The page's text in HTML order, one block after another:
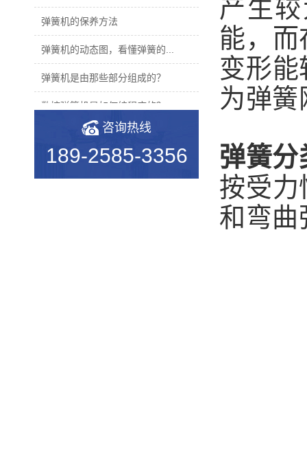
弹簧机的保养方法
弹簧机的动态图，看懂弹簧的...
弹簧机是由那些部分组成的？
数控弹簧机是如何编程序的？
2019年度无凸轮弹簧机十大品...
机械行业的宠儿——弹簧机
咨询热线
189-2585-3356
产生
能，
变形
为弹
弹簧分
按受力
和弯曲